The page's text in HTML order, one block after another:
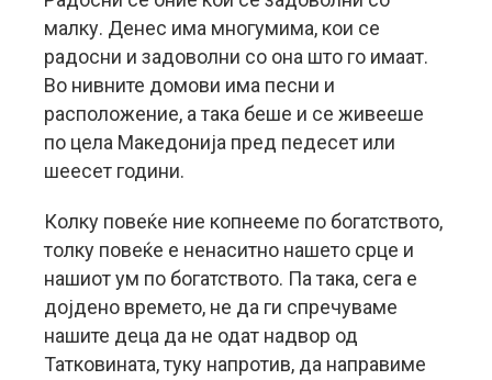
малку. Денес има многумима, кои се
радосни и задоволни со она што го имаат.
Во нивните домови има песни и
расположение, а така беше и се живееше
по цела Македонија пред педесет или
шеесет години.
Колку повеќе ние копнееме по богатството,
толку повеќе е ненаситно нашето срце и
нашиот ум по богатството. Па така, сега е
дојдено времето, не да ги спречуваме
нашите деца да не одат надвор од
Татковината, туку напротив, да направиме